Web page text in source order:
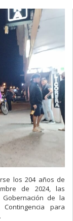
los 204 años de
de 2024, las
de la
para